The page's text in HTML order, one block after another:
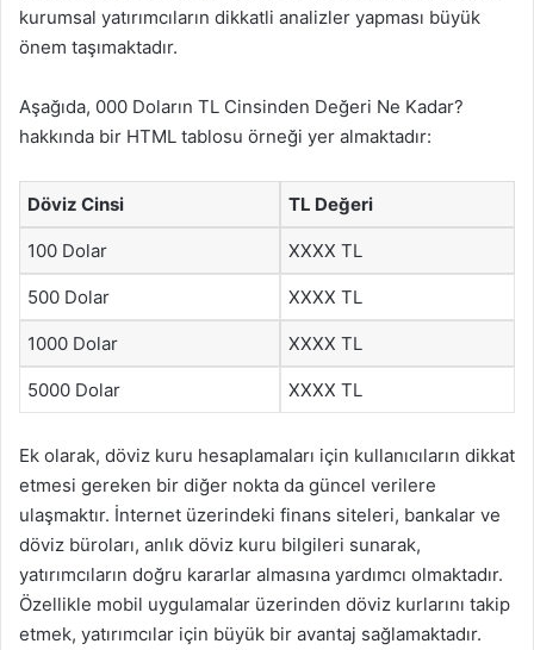
kurumsal yatırımcıların dikkatli analizler yapması büyük
önem taşımaktadır.
Aşağıda, 000 Doların TL Cinsinden Değeri Ne Kadar?
hakkında bir HTML tablosu örneği yer almaktadır:
Döviz Cinsi TL Değeri
100 Dolar XXXX TL
500 Dolar XXXX TL
1000 Dolar XXXX TL
5000 Dolar XXXX TL
Ek olarak, döviz kuru hesaplamaları için kullanıcıların dikkat
etmesi gereken bir diğer nokta da güncel verilere
ulaşmaktır. İnternet üzerindeki finans siteleri, bankalar ve
döviz büroları, anlık döviz kuru bilgileri sunarak,
yatırımcıların doğru kararlar almasına yardımcı olmaktadır.
Özellikle mobil uygulamalar üzerinden döviz kurlarını takip
etmek, yatırımcılar için büyük bir avantaj sağlamaktadır.